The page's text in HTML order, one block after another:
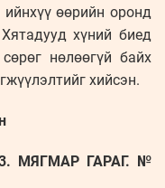
өөрийн оронд
хүний биед
нөлөөгүй байх
хийсэн.
МЯГМАР ГАРАГ. №